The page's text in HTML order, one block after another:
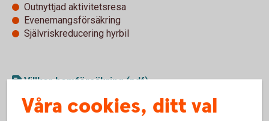
Outnyttjad aktivitetsresa
Evenemangsförsäkring
Självriskreducering hyrbil
Villkor hemförsäkring (pdf)
Våra cookies, ditt val